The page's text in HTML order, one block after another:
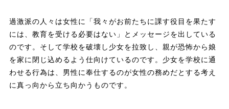
過激派の人々は女性に「我々がお前たちに課す役目を果たす
には、教育を受ける必要はない」とメッセージを出している
のです。そして学校を破壊し少女を拉致し、親が恐怖から娘
を家に閉じ込めるよう仕向けているのです。少女を学校に通
わせる行為は、男性に奉仕するのが女性の務めだとする考え
に真っ向から立ち向かうものです。